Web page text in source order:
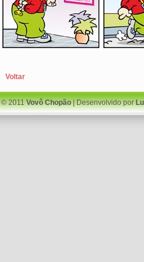
Voltar
© 2011Vovô Chopão| Desenvolvido por